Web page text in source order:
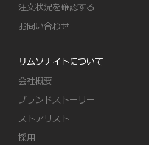
注文状況を確認する
お問い合わせ
サムソナイトについて
会社概要
ブランドストーリー
ストアリスト
採用